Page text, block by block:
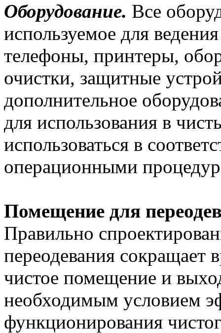
Оборудование. Все
используемое для
телефоны, принтеры,
очистки, защитные
дополнительное
для использования в
использоваться в
операционными
Помещение для
Правильно
переодевания сокращает
чистое помещение и
необходимым условием
функционирования